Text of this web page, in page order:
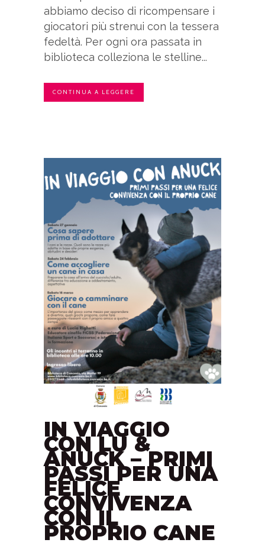
abbiamo deciso di ricompensare i
giocatori più strenui con la tessera
fedeltà. Per ogni ora passata in
biblioteca colleziona le stelline...
CONTINUA A LEGGERE
IN VIAGGIO
CON LU &
ANUCK – PRIMI
PASSI PER UNA
FELICE
CONVIVENZA
CON IL
PROPRIO CANE